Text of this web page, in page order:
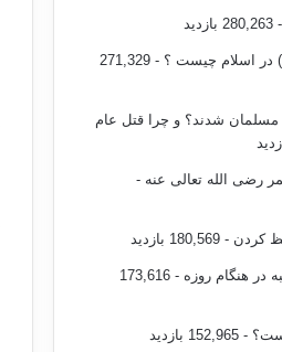
- 280,263 بازدید
در اسلام چیست ؟
- 271,329
مسلمان شدند؟ و چرا قتل عام
رضی الله تعالی عنه -
کردن - 180,569 بازدید
در هنگام روزه
- 173,616
- 152,965 بازدید